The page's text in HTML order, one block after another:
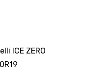
ICE ZERO